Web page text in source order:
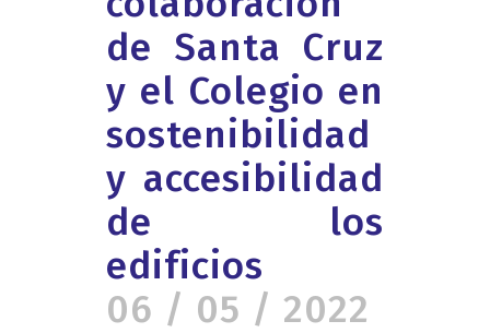
06 / 05 / 2022
de Santa Cruz
y el Colegio en
sostenibilidad
y accesibilidad
de los
edificios